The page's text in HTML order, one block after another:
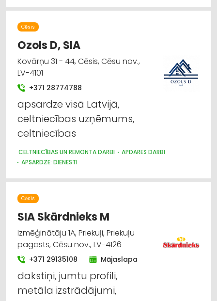
Cēsis
Ozols D, SIA
Kovārņu 31 - 44, Cēsis, Cēsu nov.,
LV-4101
+371 28774788
apsardze visā Latvijā,
celtniecības uzņēmums,
celtniecības
CELTNIECĪBAS UN REMONTA DARBI
APDARES DARBI
APSARDZE: DIENESTI
Cēsis
SIA Skārdnieks M
Izmēģinātāju 1A, Priekuļi, Priekuļu
pagasts, Cēsu nov., LV-4126
+371 29135108 Mājaslapa
dakstiņi, jumtu profili,
metāla izstrādājumi,